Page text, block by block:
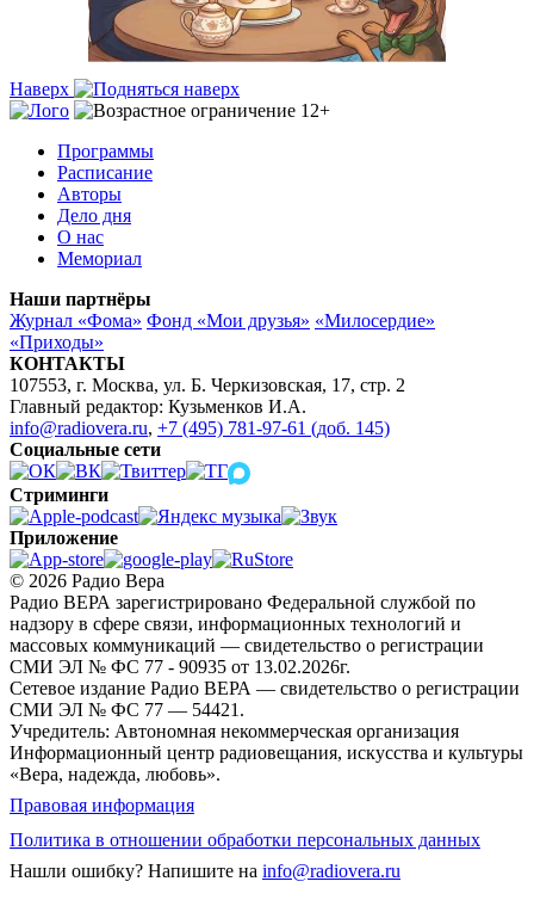
Наверх
Программы
Расписание
Авторы
Дело дня
О нас
Мемориал
Наши партнёры
Журнал «Фома» Фонд «Мои друзья» «Милосердие»
«Приходы»
КОНТАКТЫ
107553, г. Москва, ул. Б. Черкизовская, 17, стр. 2
Главный редактор: Кузьменков И.А.
info@radiovera.ru, +7 (495) 781-97-61 (доб. 145)
Социальные сети
Стриминги
Приложение
© 2026 Радио Вера
Радио ВЕРА зарегистрировано Федеральной службой по
надзору в сфере связи, информационных технологий и
массовых коммуникаций — свидетельство о регистрации
СМИ ЭЛ № ФС 77 - 90935 от 13.02.2026г.
Сетевое издание Радио ВЕРА — свидетельство о регистрации
СМИ ЭЛ № ФС 77 — 54421.
Учредитель: Автономная некоммерческая организация
Информационный центр радиовещания, искусства и культуры
«Вера, надежда, любовь».
Правовая информация
Политика в отношении обработки персональных данных
Нашли ошибку? Напишите на info@radiovera.ru